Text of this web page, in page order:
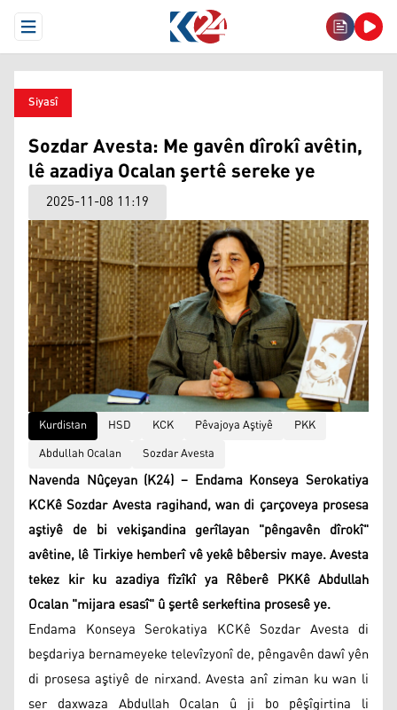
Open Menu
Siyasî
Sozdar Avesta: Me gavên dîrokî avêtin,
lê azadiya Ocalan şertê sereke ye
2025-11-08 11:19
Kurdistan HSD KCK Pêvajoya Aştiyê
PKK
Abdullah Ocalan
Sozdar Avesta
Navenda Nûçeyan (K24) – Endama Konseya Serokatiya
KCKê Sozdar Avesta ragihand, wan di çarçoveya prosesa
aştiyê de bi vekişandina gerîlayan "pêngavên dîrokî"
avêtine, lê Tirkiye hemberî vê yekê bêbersiv maye. Avesta
tekez kir ku azadiya fîzîkî ya Rêberê PKKê Abdullah
Ocalan "mijara esasî" û şertê serkeftina prosesê ye.
Endama Konseya Serokatiya KCKê Sozdar Avesta di
beşdariya bernameyeke televîzyonî de, pêngavên dawî yên
di prosesa aştiyê de nirxand. Avesta anî ziman ku wan li
ser daxwaza Abdullah Ocalan û ji bo pêşîgirtina li